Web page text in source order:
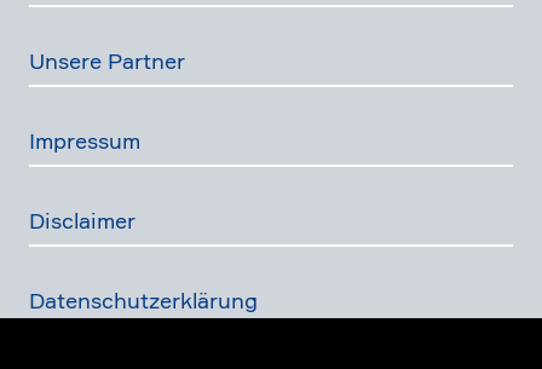
Unsere Partner
Impressum
Disclaimer
Daten­schutz­er­klä­rung